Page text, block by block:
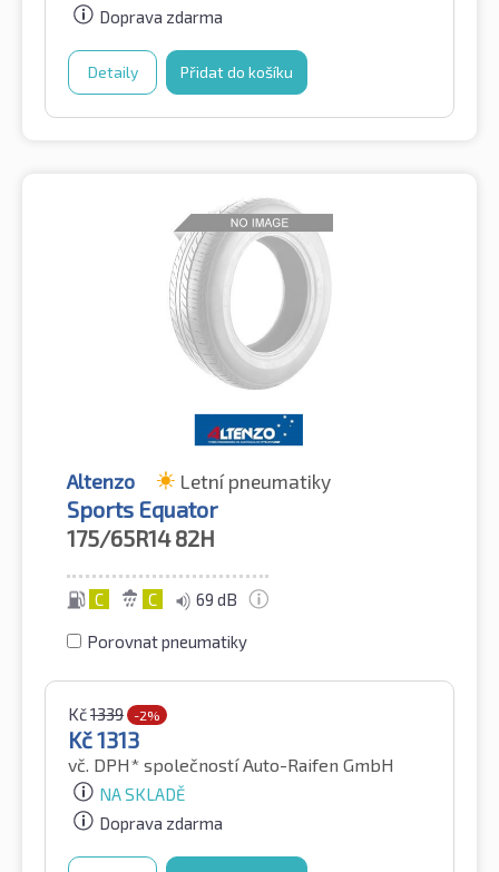
Doprava zdarma
Detaily Přidat do košíku
Altenzo Letní pneumatiky
Sports Equator
175/65R14 82H
C C 69 dB
Porovnat pneumatiky
Kč1339 -2%
Kč1313
vč. DPH* společností Auto-Raifen GmbH
NA SKLADĚ
Doprava zdarma